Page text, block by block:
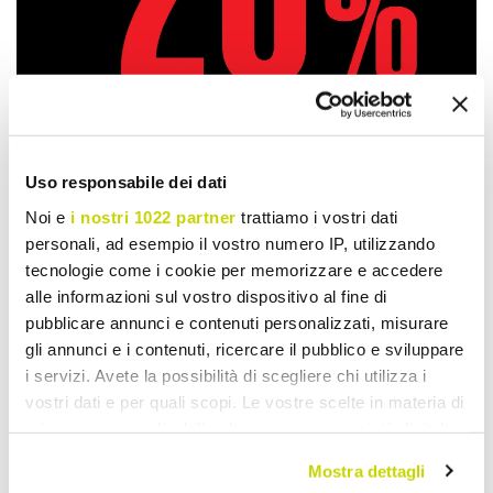
Uso responsabile dei dati
Noi e i nostri 1022 partner trattiamo i vostri dati
personali, ad esempio il vostro numero IP, utilizzando
tecnologie come i cookie per memorizzare e accedere
alle informazioni sul vostro dispositivo al fine di
pubblicare annunci e contenuti personalizzati, misurare
gli annunci e i contenuti, ricercare il pubblico e sviluppare
i servizi. Avete la possibilità di scegliere chi utilizza i
vostri dati e per quali scopi. Le vostre scelte in materia di
modificare o revocare il proprio consenso in qualsiasi
Mostra dettagli
Take advantage of it now!